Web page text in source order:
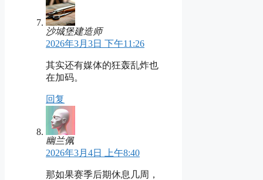
沙城堡建造师
2026年3月3日 下午11:26
其实还有媒体的狂轰乱炸也
在加码。
回复
幽兰佩
2026年3月4日 上午8:40
那如果赛季后期休息几周，